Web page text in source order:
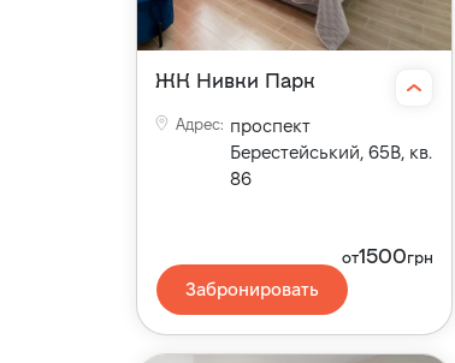
ЖК Нивки Парк
Адрес: проспект
Берестейський, 65В, кв.
86
от1500грн
Забронировать